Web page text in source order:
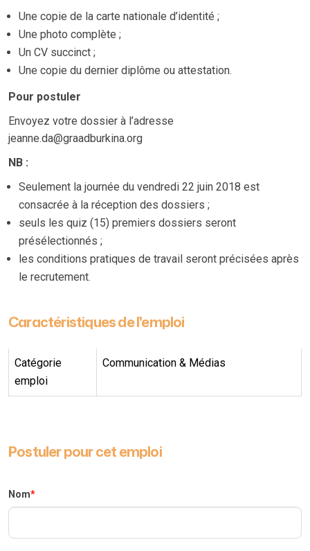
Une copie de la carte nationale d’identité ;
Une photo complète ;
Un CV succinct ;
Une copie du dernier diplôme ou attestation.
Pour postuler
Envoyez votre dossier à l’adresse
jeanne.da@graadburkina.org
NB :
Seulement la journée du vendredi 22 juin 2018 est
consacrée à la réception des dossiers ;
seuls les quiz (15) premiers dossiers seront
présélectionnés ;
les conditions pratiques de travail seront précisées après
le recrutement.
Caractéristiques de l'emploi
Catégorie
emploi
Communication & Médias
Postuler pour cet emploi
Nom*